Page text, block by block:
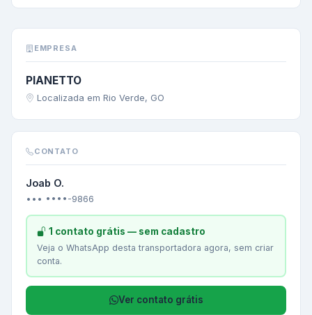
EMPRESA
PIANETTO
Localizada em Rio Verde, GO
CONTATO
Joab O.
••• ••••-9866
1 contato grátis — sem cadastro
Veja o WhatsApp desta transportadora agora, sem criar
conta.
Ver contato grátis